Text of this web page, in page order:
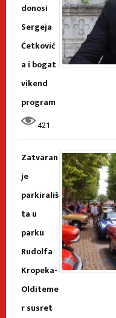
donosi
Sergeja
Ćetković
a i bogat
vikend
program
421
Zatvaran
je
parkirališ
ta u
parku
Rudolfa
Kropeka-
Olditeme
r susret